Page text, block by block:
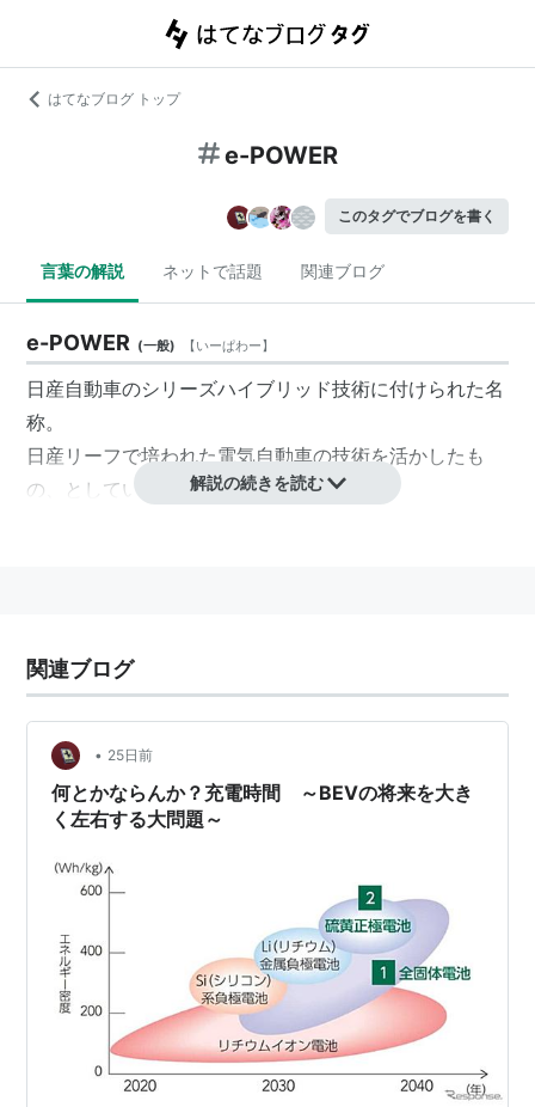
はてなブログ トップ
e-POWER
このタグでブログを書く
言葉の解説 ネットで話題 関連ブログ
e-POWER (一般) 【いーぱわー】
日産自動車のシリーズハイブリッド技術に付けられた名
称。
日産リーフで培われた電気自動車の技術を活かしたも
の、としている。
ついて
日産は第1弾車種である「ノートe-POWER」発売の際に
「電気自動車のまったく新しいカタチ」と銘打ち、同社
のカテゴリ上も電気自動車と位置づけているが、一般的
な区分はあくまでハイブリッドカーである。
解説の続きを読む
関連ブログ
• 25日前
何とかならんか？充電時間 ～BEVの将来を大き
く左右する大問題～